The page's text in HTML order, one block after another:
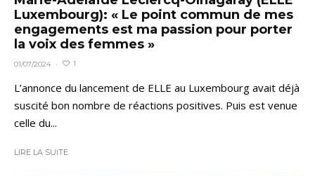
Luxembourg): « Le point commun de mes
engagements est ma passion pour porter
la voix des femmes »
01/07/2024 · 1
L’annonce du lancement de ELLE au Luxembourg avait déjà
suscité bon nombre de réactions positives. Puis est venue
celle du...
LIRE LA SUITE